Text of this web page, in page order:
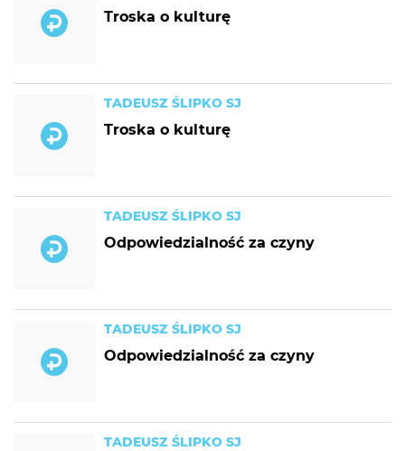
Troska o kulturę
TADEUSZ ŚLIPKO SJ
Troska o kulturę
TADEUSZ ŚLIPKO SJ
Odpowiedzialność za czyny
TADEUSZ ŚLIPKO SJ
Odpowiedzialność za czyny
TADEUSZ ŚLIPKO SJ